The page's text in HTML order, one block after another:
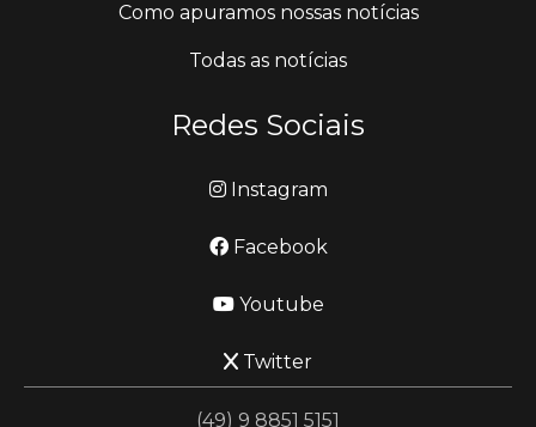
Como apuramos nossas notícias
Todas as notícias
Redes Sociais
Instagram
Facebook
Youtube
Twitter
(49) 9 8851 5151